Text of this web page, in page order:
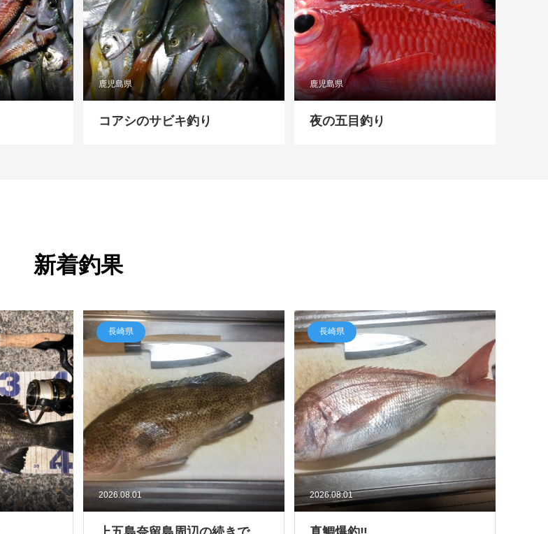
鹿児島県
コアシのサビキ釣り
鹿児島県
夜の五目釣り
新着釣果
2026.08.01
長崎県
2026.08.01
長崎県